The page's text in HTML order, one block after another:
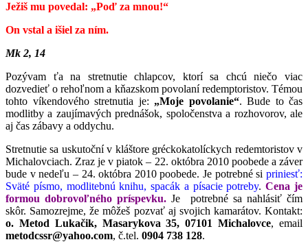
Ježiš mu povedal: „Poď za mnou!“
On vstal a išiel za ním.
Mk 2, 14
Pozývam ťa na stretnutie chlapcov, ktorí sa chcú niečo viac
dozvedieť o rehoľnom a kňazskom povolaní redemptoristov. Témou
tohto víkendového stretnutia je: „Moje povolanie“. Bude to čas
modlitby a zaujímavých prednášok, spoločenstva a rozhovorov, ale
aj čas zábavy a oddychu.
Stretnutie sa uskutoční v kláštore gréckokatolíckych redemtoristov v
Michalovciach. Zraz je v piatok – 22. októbra 2010 poobede a záver
bude v nedeľu – 24. októbra 2010 poobede. Je potrebné si priniesť:
Sväté písmo, modlitebnú knihu, spacák a písacie potreby.Cena je
formou dobrovoľného príspevku. Je potrebné sa nahlásiť čím
skôr. Samozrejme, že môžeš pozvať aj svojich kamarátov. Kontakt:
o. Metod Lukačik, Masarykova 35, 07101 Michalovce, email
metodcssr@yahoo.com, č.tel. 0904 738 128.